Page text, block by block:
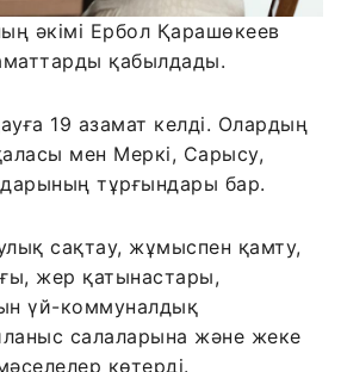
әкімі Ербол Қарашөкеев
қабылдады.
19 азамат келді. Олардың
мен Меркі, Сарысу,
тұрғындары бар.
сақтау, жұмыспен қамту,
жер қатынастары,
үй-коммуналдық
салаларына және жеке
көтерді.